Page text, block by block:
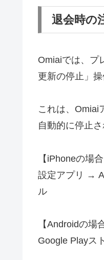
退会時の
Omiaiでは、プ
更新の停止」操
これは、Omiai
自動的に停止
【iPhoneの場合
設定アプリ →
ル
【Androidの場
Google Playス